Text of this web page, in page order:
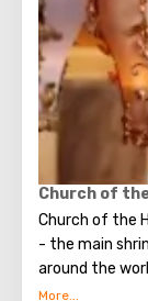
Church of
Church of the
- the main
around the
the Holy Fire,